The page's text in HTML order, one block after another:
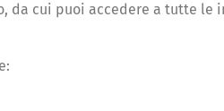
da cui puoi accedere a tutte le